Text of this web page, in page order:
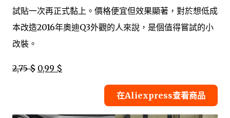
試貼一次再正式黏上。價格便宜但效果顯著，對於想低成
本改造2016年奧迪Q3外觀的人來說，是個值得嘗試的小
改裝。
2,75 $ 0,99 $
在Aliexpress查看商品